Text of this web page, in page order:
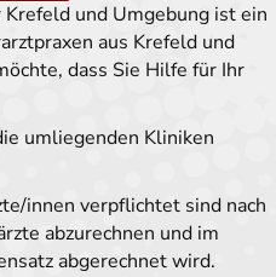
und Umgebung ist ein
aus Krefeld und
dass Sie Hilfe für Ihr
umliegenden Kliniken
innen verpflichtet sind nach
abzurechnen und im
abgerechnet wird.